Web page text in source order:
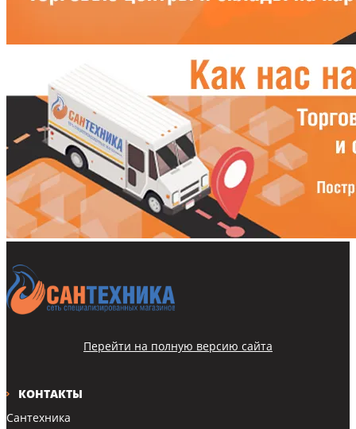
КОНТАКТЫ
Сантехника
Перейти на полную версию сайта